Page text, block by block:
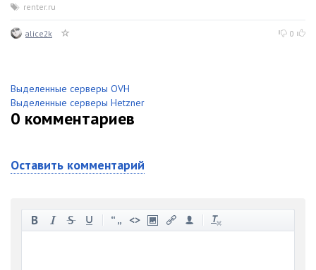
renter.ru
alice2k 0
Выделенные серверы OVH
Выделенные серверы Hetzner
0 комментариев
Оставить комментарий